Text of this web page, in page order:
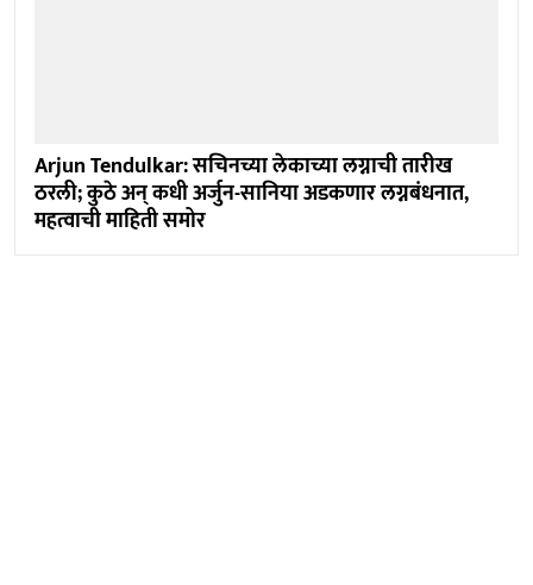
Arjun Tendulkar: सचिनच्या लेकाच्या लग्नाची तारीख
ठरली; कुठे अन् कधी अर्जुन-सानिया अडकणार लग्नबंधनात,
महत्वाची माहिती समोर